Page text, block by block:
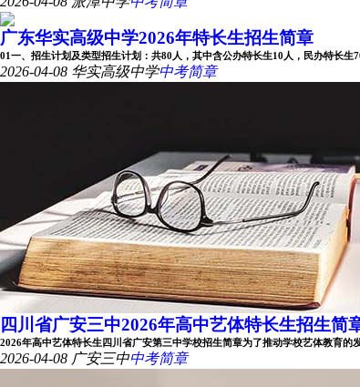
广东华实高级中学2026年特长生招生简章
01一、招生计划及类型招生计划：共80人，其中含公办特长生10人，民办特长
2026-04-08 华实高级中学中考简章
四川省广安三中2026年高中艺体特长生招生简
2026年高中艺体特长生四川省广安第三中学校招生简章为了推动学校艺体教育的
2026-04-08 广安三中中考简章